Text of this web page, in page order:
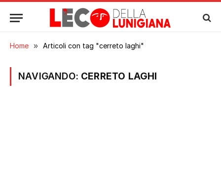
Home » Articoli con tag "cerreto laghi"
NAVIGANDO: CERRETO LAGHI